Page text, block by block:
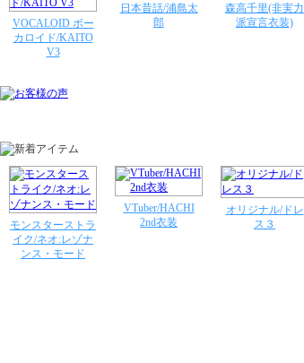
VOCALOID ボー
カロイド/KAITO
V3
日本昔話/浦島太
郎
森高千里(非実力
派宣言衣装)
モンスターストラ
イク/ネオ:レゾナ
ンス・モード
VTuber/HACHI
2nd衣装
オリジナル/ドレ
ス３